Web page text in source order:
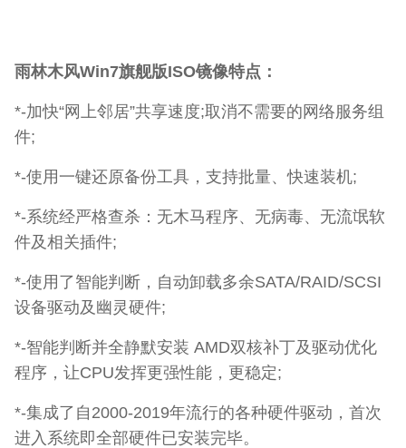
雨林木风Win7旗舰版ISO镜像特点：
*-加快“网上邻居”共享速度;取消不需要的网络服务组
件;
*-使用一键还原备份工具，支持批量、快速装机;
*-系统经严格查杀：无木马程序、无病毒、无流氓软
件及相关插件;
*-使用了智能判断，自动卸载多余SATA/RAID/SCSI
设备驱动及幽灵硬件;
*-智能判断并全静默安装 AMD双核补丁及驱动优化
程序，让CPU发挥更强性能，更稳定;
*-集成了自2000-2019年流行的各种硬件驱动，首次
进入系统即全部硬件已安装完毕。